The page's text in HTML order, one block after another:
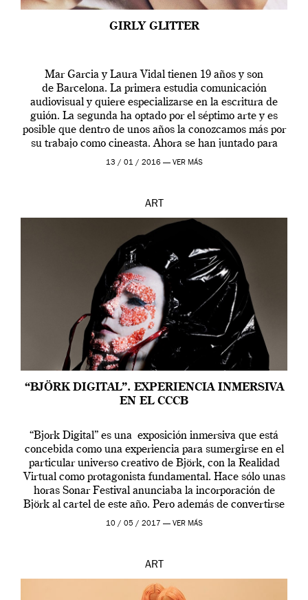
GIRLY GLITTER
Mar Garcia y Laura Vidal tienen 19 años y son
de Barcelona. La primera estudia comunicación
audiovisual y quiere especializarse en la escritura de
guión. La segunda ha optado por el séptimo arte y es
posible que dentro de unos años la conozcamos más por
su trabajo como cineasta. Ahora se han juntado para
contarnos una […]
13 / 01 / 2016 — VER MÁS
ART
“BJÖRK DIGITAL”. EXPERIENCIA INMERSIVA
EN EL CCCB
“Bjork Digital” es una exposición inmersiva que está
concebida como una experiencia para sumergirse en el
particular universo creativo de Björk, con la Realidad
Virtual como protagonista fundamental. Hace sólo unas
horas Sonar Festival anunciaba la incorporación de
Björk al cartel de este año. Pero además de convertirse
en una de las actuaciones más relevantes […]
10 / 05 / 2017 — VER MÁS
ART